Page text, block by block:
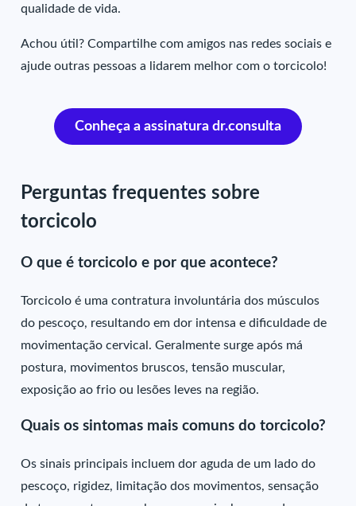
qualidade de vida.
Achou útil? Compartilhe com amigos nas redes sociais e
ajude outras pessoas a lidarem melhor com o torcicolo!
Conheça a assinatura dr.consulta
Perguntas frequentes sobre
torcicolo
O que é torcicolo e por que acontece?
Torcicolo é uma contratura involuntária dos músculos
do pescoço, resultando em dor intensa e dificuldade de
movimentação cervical. Geralmente surge após má
postura, movimentos bruscos, tensão muscular,
exposição ao frio ou lesões leves na região.
Quais os sintomas mais comuns do torcicolo?
Os sinais principais incluem dor aguda de um lado do
pescoço, rigidez, limitação dos movimentos, sensação